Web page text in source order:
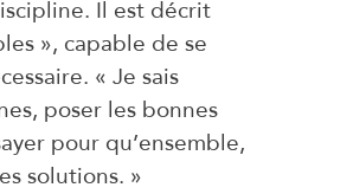
Il est décrit
», capable de se
« Je sais
poser les bonnes
pour qu’ensemble,
solutions. »